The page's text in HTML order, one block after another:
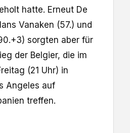
hatte. Erneut De
Vanaken (57.) und
sorgten aber für
der Belgier, die im
(21 Uhr) in
Angeles auf
treffen.